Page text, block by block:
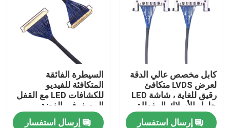
حول بنا
جولة في المعمل
ضبط الجودة
اتصل بنا
كابل مخصص عالي الدقة
لعرض LVDS متكافئ
رقيق للغاية ، شاشة LED
حلول الأسلاك المغطاة
بالفضة
إرسال استفسار
السيطرة الفائقة
المتكافئة للفيديو
للكشافات LED مع القفل
المصفوف بالفضة ،
المصنعين الموثوق بهم
إرسال استفسار